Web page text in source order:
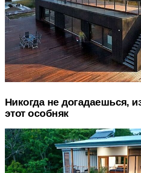
Никогда не догадаешься,
этот особняк